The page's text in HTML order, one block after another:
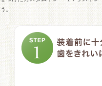
う。